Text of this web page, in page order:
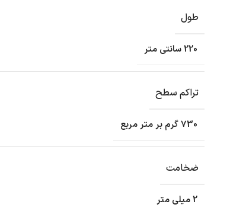
طول
220 سانتی متر
تراکم سطح
730 گرم بر متر مربع
ضخامت
2 میلی متر